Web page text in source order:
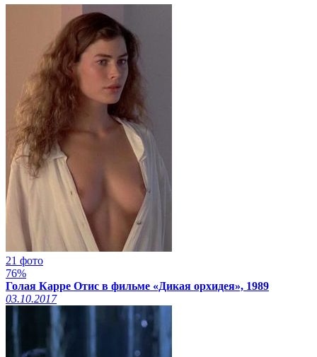
21 фото
76%
Голая Карре Отис в фильме «Дикая орхидея», 1989
03.10.2017